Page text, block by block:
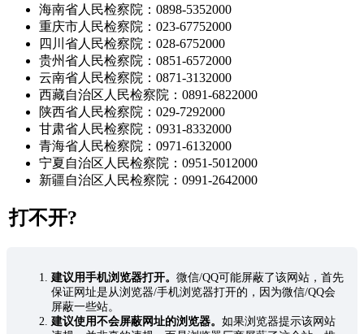
海南省人民检察院：0898-5352000
重庆市人民检察院：023-67752000
四川省人民检察院：028-6752000
贵州省人民检察院：0851-6572000
云南省人民检察院：0871-3132000
西藏自治区人民检察院：0891-6822000
陕西省人民检察院：029-7292000
甘肃省人民检察院：0931-8332000
青海省人民检察院：0971-6132000
宁夏自治区人民检察院：0951-5012000
新疆自治区人民检察院：0991-2642000
打不开?
建议用手机浏览器打开。 微信/QQ可能屏蔽了该网站，首先
保证网址是从浏览器/手机浏览器打开的，因为微信/QQ会
屏蔽一些站。
建议使用不会屏蔽网址的浏览器。 如果浏览器提示该网站